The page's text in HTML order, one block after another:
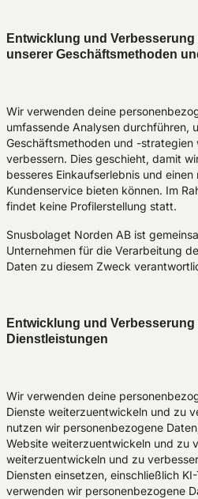
Entwicklung und
unserer Geschäftsmethoden
Wir verwenden deine
umfassende Analysen durchführen,
Geschäftsmethoden und -
verbessern. Dies geschieht, damit
besseres Einkaufserlebnis und einen
Kundenservice bieten können. Im
findet keine Profilerstellung statt.
Snusbolaget Norden AB ist
Unternehmen für die Verarbeitung
Daten zu diesem Zweck
Entwicklung und
Dienstleistungen
Wir verwenden deine
Dienste weiterzuentwickeln und zu
nutzen wir personenbezogene
Website weiterzuentwickeln und zu
weiterzuentwickeln und zu
Diensten einsetzen, einschließlich
verwenden wir personenbezogene